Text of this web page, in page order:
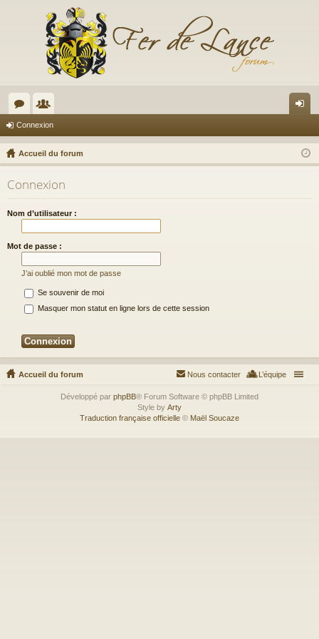
or
u
m
s
e
m
br
es
ne
xi
Connexion
Accueil du forum
Connexion
Nom d’utilisateur :
Mot de passe :
J’ai oublié mon mot de passe
Se souvenir de moi
Masquer mon statut en ligne lors de cette session
Accueil du forum L’équipe
Nous contacter
Développé par phpBB® Forum Software © phpBB Limited
Style by Arty
Traduction française officielle © Maël Soucaze